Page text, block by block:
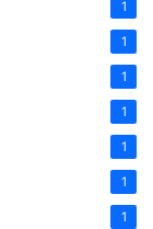
1
1
1
1
1
1
1